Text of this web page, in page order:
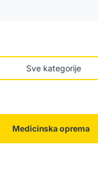
Medicinska oprema